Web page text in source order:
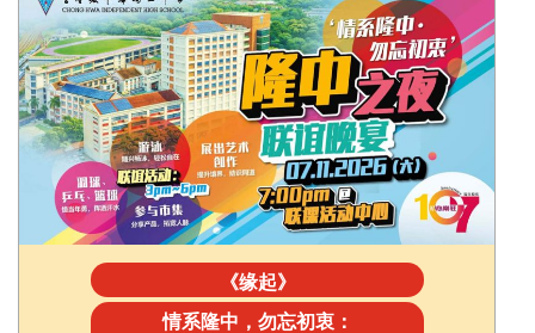
《缘起》
情系隆中，勿忘初衷：